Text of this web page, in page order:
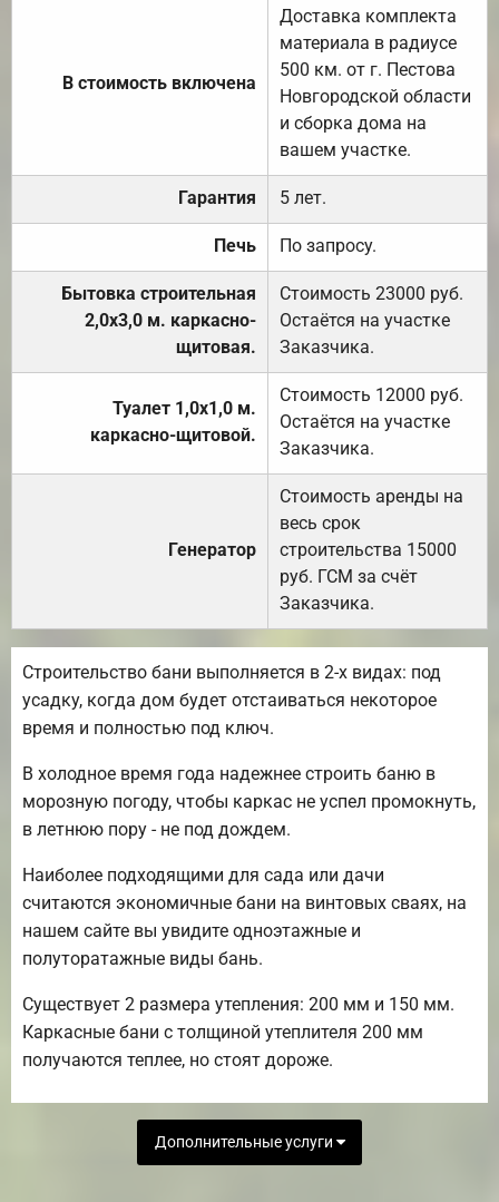
В стоимость включена
Доставка комплекта
материала в радиусе
500 км. от г. Пестова
Новгородской области
и сборка дома на
вашем участке.
Гарантия 5 лет.
Печь По запросу.
Бытовка строительная
2,0х3,0 м. каркасно-
щитовая.
Стоимость 23000 руб.
Остаётся на участке
Заказчика.
Туалет 1,0х1,0 м.
каркасно-щитовой.
Стоимость 12000 руб.
Остаётся на участке
Заказчика.
Генератор
Стоимость аренды на
весь срок
строительства 15000
руб. ГСМ за счёт
Заказчика.
Строительство бани выполняется в 2-х видах: под
усадку, когда дом будет отстаиваться некоторое
время и полностью под ключ.
В холодное время года надежнее строить баню в
морозную погоду, чтобы каркас не успел промокнуть,
в летнюю пору - не под дождем.
Наиболее подходящими для сада или дачи
считаются экономичные бани на винтовых сваях, на
нашем сайте вы увидите одноэтажные и
полуторатажные виды бань.
Существует 2 размера утепления: 200 мм и 150 мм.
Каркасные бани с толщиной утеплителя 200 мм
получаются теплее, но стоят дороже.
Дополнительные услуги